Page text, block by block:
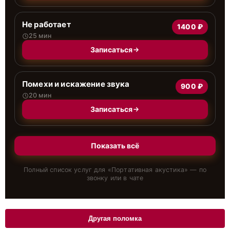
Не работает
25 мин
1400 ₽
Записаться
Помехи и искажение звука
20 мин
900 ₽
Записаться
Показать всё
Полный список услуг для «Портативная акустика» — по
звонку или в чате
Другая поломка